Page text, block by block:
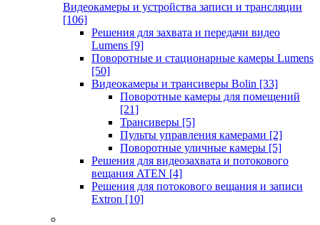
Видеокамеры и устройства записи и трансляции
[106]
Решения для захвата и передачи видео
Lumens [9]
Поворотные и стационарные камеры Lumens
[50]
Видеокамеры и трансиверы Bolin [33]
Поворотные камеры для помещений
[21]
Трансиверы [5]
Пульты управления камерами [2]
Поворотные уличные камеры [5]
Решения для видеозахвата и потокового
вещания ATEN [4]
Решения для потокового вещания и записи
Extron [10]